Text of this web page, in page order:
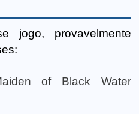
jogo, provavelmente
of Black Water